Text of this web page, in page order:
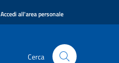
Accedi all'area personale
Cerca